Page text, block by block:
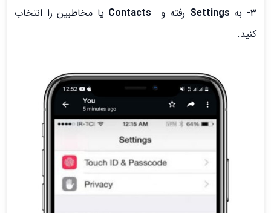
۳- به
Settings رفته و
یا مخاطبین را انتخاب
کنید.